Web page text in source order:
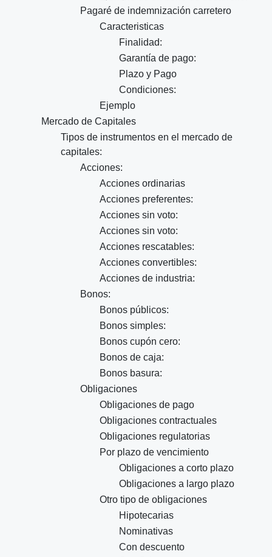
Pagaré de indemnización carretero
Caracteristicas
Finalidad:
Garantía de pago:
Plazo y Pago
Condiciones:
Ejemplo
Mercado de Capitales
Tipos de instrumentos en el mercado de
capitales:
Acciones:
Acciones ordinarias
Acciones preferentes:
Acciones sin voto:
Acciones sin voto:
Acciones rescatables:
Acciones convertibles:
Acciones de industria:
Bonos:
Bonos públicos:
Bonos simples:
Bonos cupón cero:
Bonos de caja:
Bonos basura:
Obligaciones
Obligaciones de pago
Obligaciones contractuales
Obligaciones regulatorias
Por plazo de vencimiento
Obligaciones a corto plazo
Obligaciones a largo plazo
Otro tipo de obligaciones
Hipotecarias
Nominativas
Con descuento